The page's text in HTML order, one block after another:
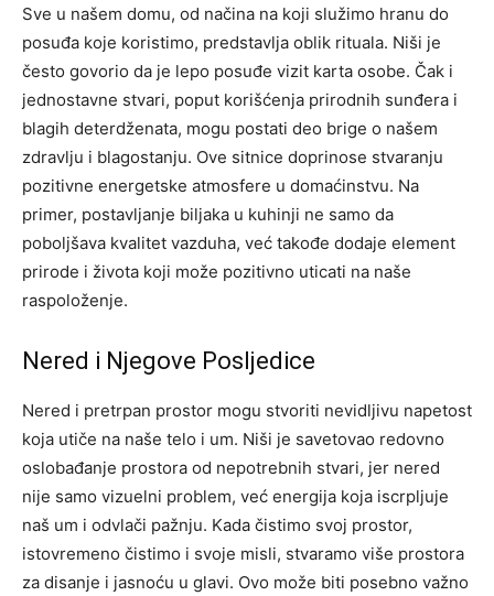
Sve u našem domu, od načina na koji služimo hranu do
posuđa koje koristimo, predstavlja oblik rituala. Niši je
često govorio da je lepo posuđe vizit karta osobe. Čak i
jednostavne stvari, poput korišćenja prirodnih sunđera i
blagih deterdženata, mogu postati deo brige o našem
zdravlju i blagostanju. Ove sitnice doprinose stvaranju
pozitivne energetske atmosfere u domaćinstvu. Na
primer, postavljanje biljaka u kuhinji ne samo da
poboljšava kvalitet vazduha, već takođe dodaje element
prirode i života koji može pozitivno uticati na naše
raspoloženje.
Nered i Njegove Posljedice
Nered i pretrpan prostor mogu stvoriti nevidljivu napetost
koja utiče na naše telo i um. Niši je savetovao redovno
oslobađanje prostora od nepotrebnih stvari, jer nered
nije samo vizuelni problem, već energija koja iscrpljuje
naš um i odvlači pažnju. Kada čistimo svoj prostor,
istovremeno čistimo i svoje misli, stvaramo više prostora
za disanje i jasnoću u glavi. Ovo može biti posebno važno